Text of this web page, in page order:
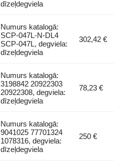
dīzeļdegviela
Numurs katalogā:
SCP-047L-N-DL4
SCP-047L, degviela:
dīzeļdegviela
302,42 €
Numurs katalogā:
3198842 20922303
20922308, degviela:
dīzeļdegviela
78,23 €
Numurs katalogā:
9041025 77701324
1078316, degviela:
dīzeļdegviela
250 €